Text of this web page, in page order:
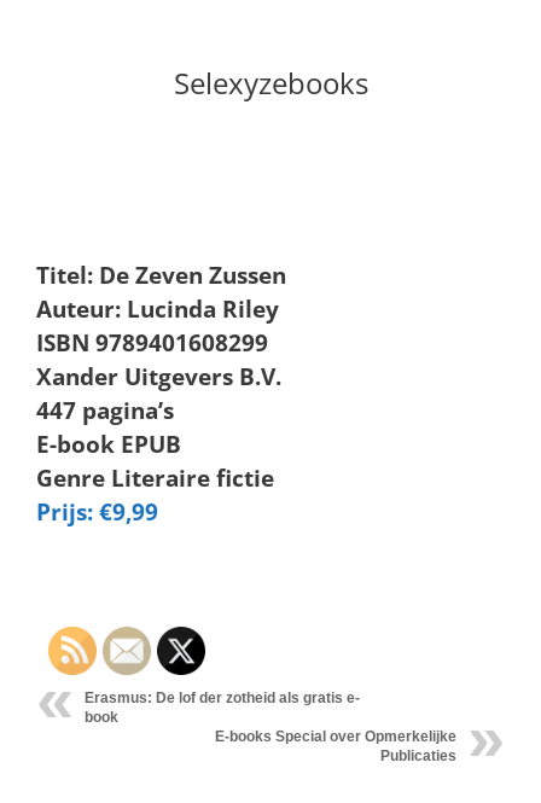
Selexyzebooks
Titel: De Zeven Zussen
Auteur: Lucinda Riley
ISBN 9789401608299
Xander Uitgevers B.V.
447 pagina’s
E-book EPUB
Genre Literaire fictie
Prijs: €9,99
Erasmus: De lof der zotheid als gratis e-
book
E-books Special over Opmerkelijke
Publicaties